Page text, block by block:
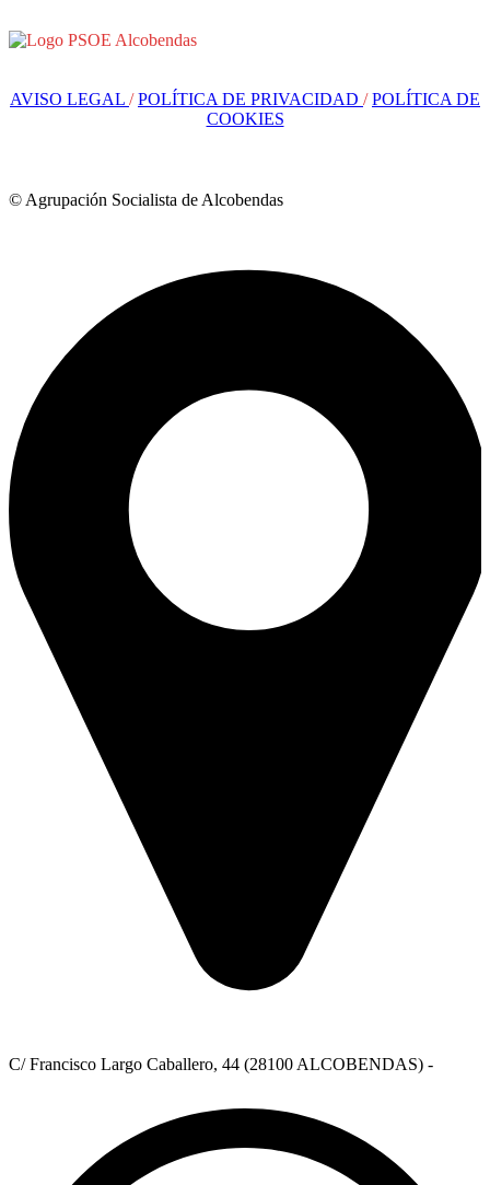
AVISO LEGAL /POLÍTICA DE PRIVACIDAD /POLÍTICA DE
COOKIES
© Agrupación Socialista de Alcobendas
C/ Francisco Largo Caballero, 44 (28100 ALCOBENDAS) -